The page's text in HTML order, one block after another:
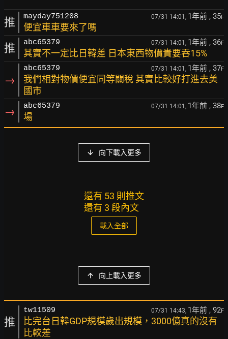
推 mayday751208 07/31 14:01, 1年前 , 35F
便宜車車要來了嗎
推 abc65379 07/31 14:01, 1年前 , 36F
其實不一定比日韓差 日本東西物價貴要吞15%
→
abc65379 07/31 14:01, 1年前 , 37F
我們相對物價便宜同等關稅 其實比較好打進去美
國市
→ abc65379 07/31 14:01, 1年前 , 38F
場
向下載入更多
還有 53 則推文
還有 3 段內文
載入全部
向上載入更多
推
tw11509 07/31 14:43, 1年前 , 92F
比完台日韓GDP規模歲出規模，3000億真的沒有
比較差